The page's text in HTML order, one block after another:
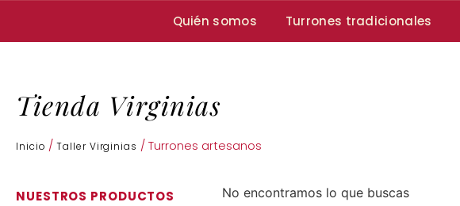
Quién somos Turrones tradicionales
Tienda Virginias
Inicio /Taller Virginias / Turrones artesanos
NUESTROS PRODUCTOS No encontramos lo que buscas